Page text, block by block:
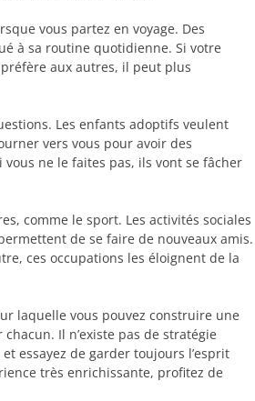
vous partez en voyage. Des
à sa routine quotidienne. Si votre
aux autres, il peut plus
Les enfants adoptifs veulent
vers vous pour avoir des
ne le faites pas, ils vont se fâcher
comme le sport. Les activités sociales
de se faire de nouveaux amis.
ces occupations les éloignent de la
laquelle vous pouvez construire une
Il n’existe pas de stratégie
essayez de garder toujours l’esprit
très enrichissante, profitez de